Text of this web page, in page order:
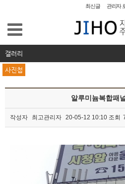
공장청소
외벽청소
준공청소
이사/입주청소
최신글 관리자
갤러리
사진첩
알루미늄복합패
작성자 최고관리자 20-05-12 10:10 조회